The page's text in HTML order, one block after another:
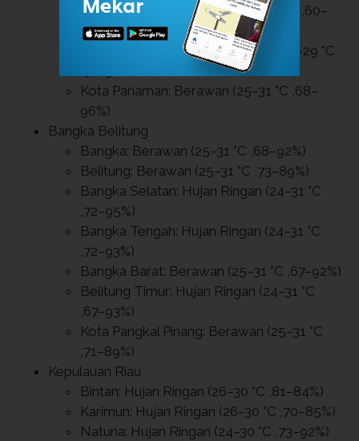
Kota Bukittinggi: Berawan (18–26 °C ,60–
96%)
Kota Payakumbuh: Udara Kabur (20–29 °C
Kota Pariaman: Berawan (25–31 °C ,68–
96%)
Bangka Belitung
Bangka: Berawan (25–31 °C ,68–92%)
Belitung: Berawan (25–31 °C ,73–89%)
Bangka Selatan: Hujan Ringan (24–31 °C
,72–95%)
Bangka Tengah: Hujan Ringan (24–31 °C
,72–93%)
Bangka Barat: Berawan (25–31 °C ,67–92%)
Belitung Timur: Hujan Ringan (24–31 °C
,67–93%)
Kota Pangkal Pinang: Berawan (25–31 °C
,71–89%)
Kepulauan Riau
Bintan: Hujan Ringan (26–30 °C ,81–84%)
Karimun: Hujan Ringan (26–30 °C ,70–85%)
Natuna: Hujan Ringan (24–30 °C ,73–92%)